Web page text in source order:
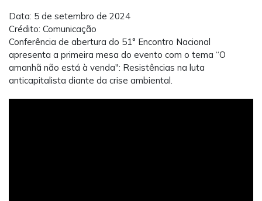
Data: 5 de setembro de 2024
Crédito: Comunicação
Conferência de abertura do 51° Encontro Nacional
apresenta a primeira mesa do evento com o tema “O
amanhã não está à venda": Resistências na luta
anticapitalista diante da crise ambiental.